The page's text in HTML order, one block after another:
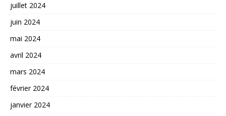
juillet 2024
juin 2024
mai 2024
avril 2024
mars 2024
février 2024
janvier 2024